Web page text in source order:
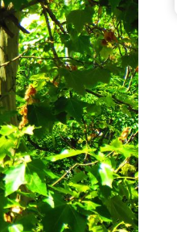
Bilan prévention : ce
les kinés pourront
bientôt faire
TDAH : quel est ce
traitement autorisé aux
États-Unis ?